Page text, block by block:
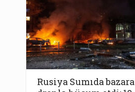
Rusiya Sumıda bazara